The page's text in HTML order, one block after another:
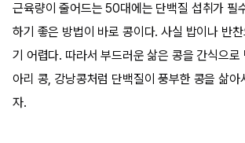
근육량이 줄어드는 50대에는 단백질 섭취가 필
하기 좋은 방법이 바로 콩이다. 사실 밥이나 반
기 어렵다. 따라서 부드러운 삶은 콩을 간식으로
아리 콩, 강낭콩처럼 단백질이 풍부한 콩을 삶아
자.